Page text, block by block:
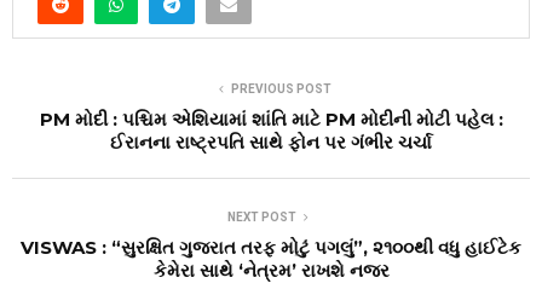
PREVIOUS POST
PM મોદી : પશ્ચિમ એશિયામાં શાંતિ માટે PM મોદીની મોટી પહેલ :
ઈરાનના રાષ્ટ્રપતિ સાથે ફોન પર ગંભીર ચર્ચા
NEXT POST
VISWAS : “સુરક્ષિત ગુજરાત તરફ મોટું પગલું”, ૨૧૦૦થી વધુ હાઈટેક
કેમેરા સાથે ‘નેત્રમ’ રાખશે નજર